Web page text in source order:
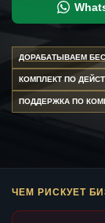
ДОРАБАТЫВАЕМ
КОМПЛЕКТ ПО
ПОДДЕРЖКА ПО
ЧЕМ РИСКУЕТ